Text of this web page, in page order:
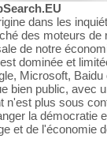
dans les
des moteurs de
de notre
dominée et
Microsoft, Baidu
bien public, avec
n'est plus sous
la démocratie
et de l'économie